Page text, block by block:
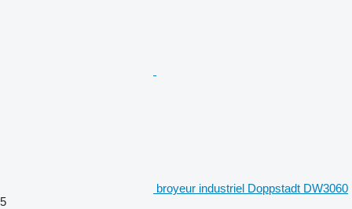
broyeur industriel Doppstadt DW3060
5